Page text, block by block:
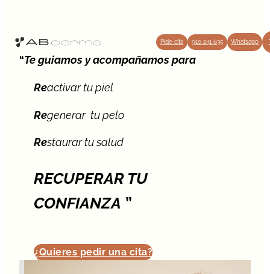
Pide cita 910 241 635 Whatsapp
“Teguiamos y acompañamos para
Reactivar tu piel
Regenerar tu pelo
Restaurar tu salud
RECUPERAR TU
CONFIANZA ”
¿Quieres pedir una cita?